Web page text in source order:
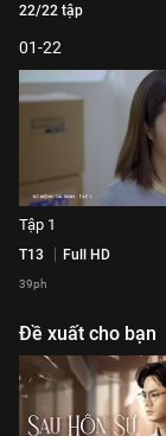
22/22 tập
01-22
Tập 1
T13 Full HD
39ph
Đề xuất cho bạn